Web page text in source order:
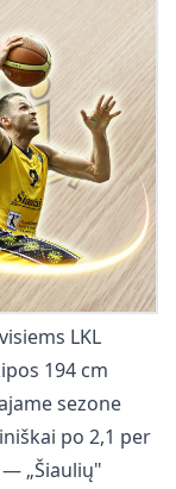
LKL
194 cm
sezone
po 2,1 per
„Šiaulių"